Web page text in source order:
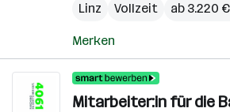
Linz
Vollzeit ab 3.220
Merken
Mitarbeiter:in für die